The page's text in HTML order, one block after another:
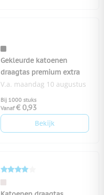
Gekleurde katoenen
draagtas premium extra
V.a. maandag 10 augustus
Bij 1000 stuks
Vanaf € 0,93
Bekijk